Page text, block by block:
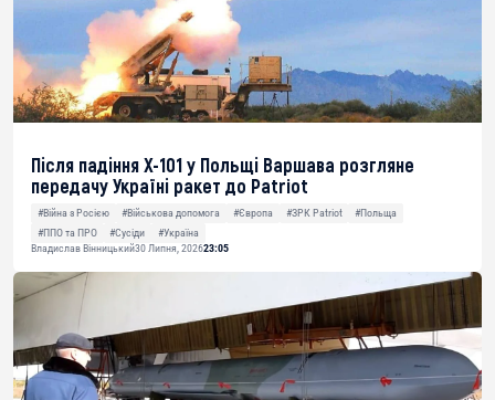
Після падіння Х-101 у Польщі Варшава розгляне
передачу Україні ракет до Patriot
#Війна з Росією #Військова допомога #Європа #ЗРК Patriot
#Польща
#ППО та ПРО
#Сусіди
#Україна
Владислав Вінницький30 Липня, 202623:05